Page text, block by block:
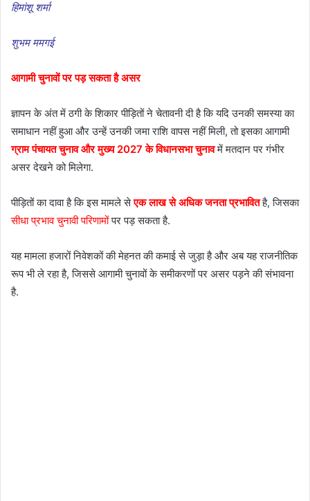
हिमांशू शर्मा
शुभम ममगई
आगामी चुनावों पर पड़ सकता है असर
ज्ञापन के अंत में ठगी के शिकार पीड़ितों ने चेतावनी दी है कि यदि उनकी समस्या का
समाधान नहीं हुआ और उन्हें उनकी जमा राशि वापस नहीं मिली, तो इसका आगामी
ग्राम पंचायत चुनाव और मुख्य 2027 के विधानसभा चुनाव में मतदान पर गंभीर
असर देखने को मिलेगा.
पीड़ितों का दावा है कि इस मामले सेएक लाख से अधिक जनता प्रभावितहै, जिसका
सीधा प्रभाव चुनावी परिणामोंपर पड़ सकता है.
यह मामला हजारों निवेशकों की मेहनत की कमाई से जुड़ा है और अब यह राजनीतिक
रूप भी ले रहा है, जिससे आगामी चुनावों के समीकरणों पर असर पड़ने की संभावना
है.